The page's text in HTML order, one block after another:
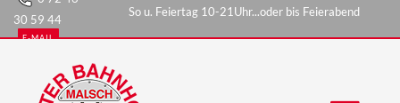
30 59 44
E-MAIL
So u. Feiertag 10-21Uhr...oder bis Feierabend